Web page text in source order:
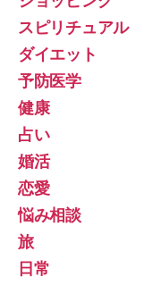
スピリチュアル
ダイエット
予防医学
健康
占い
婚活
恋愛
悩み相談
旅
日常